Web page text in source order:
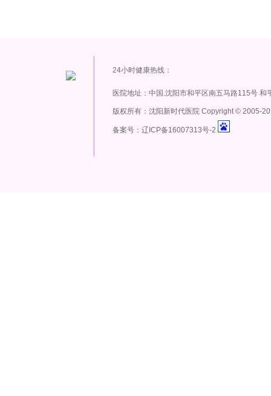
24小时健康热线：
医院地址：中国.沈阳市和平区南五马路115号 和
版权所有：沈阳新时代医院 Copyright© 2005-
备案号：辽ICP备16007313号-2